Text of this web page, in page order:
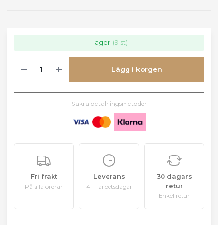
I lager (9 st)
Lägg i korgen
Säkra betalningsmetoder
Fri frakt
På alla ordrar
Leverans
4–11 arbetsdagar
30 dagars
retur
Enkel retur